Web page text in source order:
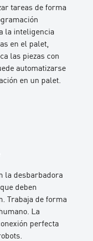
tareas de forma
la inteligencia
en el palet,
las piezas con
automatizarse
en un palet.
la desbarbadora
deben
Trabaja de forma
La
perfecta